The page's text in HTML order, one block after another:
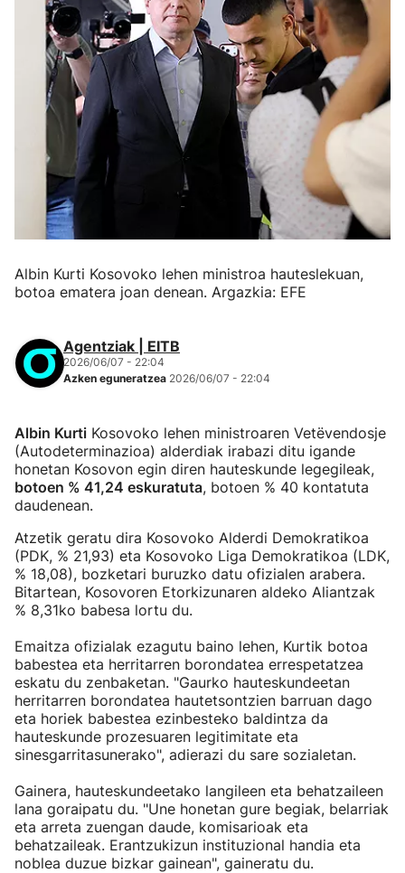
Albin Kurti Kosovoko lehen ministroa hauteslekuan,
botoa ematera joan denean. Argazkia: EFE
Agentziak | EITB
2026/06/07 - 22:04
Azken eguneratzea 2026/06/07 - 22:04
Albin Kurti Kosovoko lehen ministroaren Vetëvendosje
(Autodeterminazioa) alderdiak irabazi ditu igande
honetan Kosovon egin diren hauteskunde legegileak,
botoen % 41,24 eskuratuta, botoen % 40 kontatuta
daudenean.
Atzetik geratu dira Kosovoko Alderdi Demokratikoa
(PDK, % 21,93) eta Kosovoko Liga Demokratikoa (LDK,
% 18,08), bozketari buruzko datu ofizialen arabera.
Bitartean, Kosovoren Etorkizunaren aldeko Aliantzak
% 8,31ko babesa lortu du.
Emaitza ofizialak ezagutu baino lehen, Kurtik botoa
babestea eta herritarren borondatea errespetatzea
eskatu du zenbaketan. "Gaurko hauteskundeetan
herritarren borondatea hautetsontzien barruan dago
eta horiek babestea ezinbesteko baldintza da
hauteskunde prozesuaren legitimitate eta
sinesgarritasunerako", adierazi du sare sozialetan.
Gainera, hauteskundeetako langileen eta behatzaileen
lana goraipatu du. "Une honetan gure begiak, belarriak
eta arreta zuengan daude, komisarioak eta
behatzaileak. Erantzukizun instituzional handia eta
noblea duzue bizkar gainean", gaineratu du.